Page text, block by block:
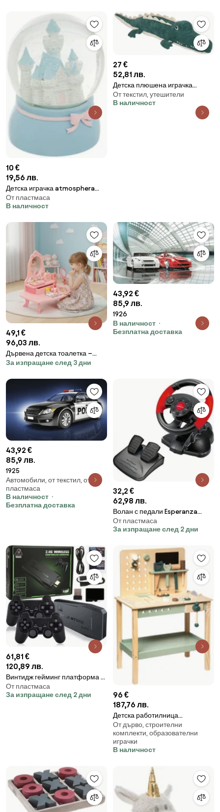
10 €
19,56 лв.
Детска играчка atmosphera
Winter, 10 cm
От пластмаса
В наличност
27 €
52,81 лв.
Детска плюшена играчка
atmosphera Croco, 80 cm
От текстил, утешители
В наличност
49,1 €
96,03 лв.
Дървена детска тоалетка –
тоалетка с огледало и 7
За изпращане след 3 дни
43,92 €
85,9 лв.
1926
В наличност
Безплатна доставка
43,92 €
85,9 лв.
1925
Автомобили, от текстил, от
пластмаса
В наличност
Безплатна доставка
32,2 €
62,98 лв.
Волан с педали Esperanza
Nitro EG103, 13 бутона, За
PC/PS2/PS3, USB, Черен
От пластмаса
За изпращане след 2 дни
61,81 €
120,89 лв.
Винтидж гейминг платформа с
2 безкабелни джойстика MD
Games 2024
От пластмаса
За изпращане след 2 дни
96 €
187,76 лв.
Детска работилница
Аtmosphera, В.75,5 см, MDF
От дърво, строителни
комплекти, образователни
играчки
В наличност